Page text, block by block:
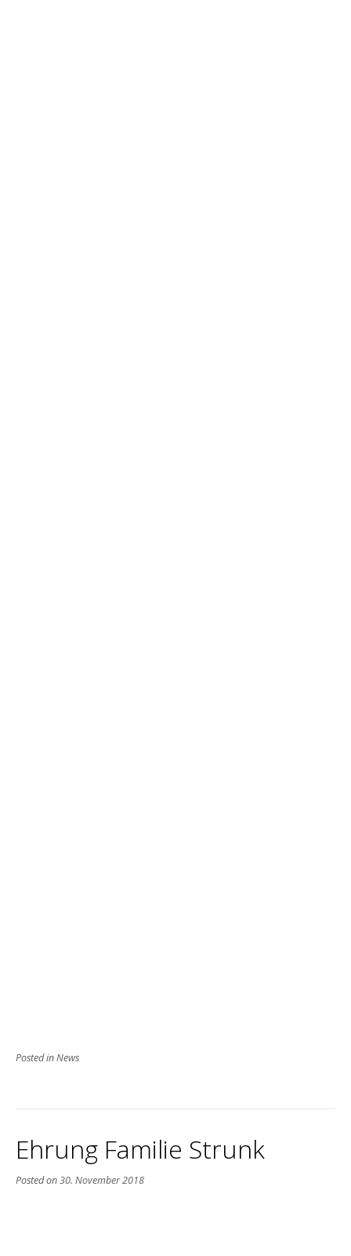
Posted inNews
Ehrung Familie Strunk
Posted on30. November 2018